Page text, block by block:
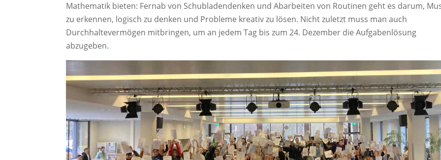
Mathematik bieten: Fernab von Schubladendenken und Abarbeiten von Routinen geht es darum,
zu erkennen, logisch zu denken und Probleme kreativ zu lösen. Nicht zuletzt muss man auch
Durchhaltevermögen mitbringen, um an jedem Tag bis zum 24. Dezember die Aufgabenlösung
abzugeben.